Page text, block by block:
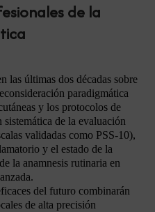
de la
las últimas dos décadas sobre
paradigmática
y los protocolos de
de la evaluación
validadas como PSS-10),
y el estado de la
la anamnesis rutinaria en
del futuro combinarán
de alta precisión